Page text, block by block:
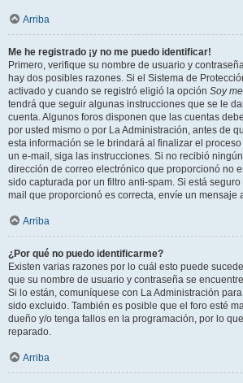
Arriba
Me he registrado ¡y no me puedo identificar!
Primero, verifique su nombre de usuario y
hay dos posibles razones. Si el Sistema de
activado y cuando se registró eligió la opción Soy
tendrá que seguir algunas instrucciones que se le
cuenta. Algunos foros disponen que las cuentas
por usted mismo o por La Administración, antes de
esta información se le brindará al finalizar el
un e-mail, siga las instrucciones. Si no recibió
dirección de correo electrónico que proporcionó no
sido capturada por un filtro anti-spam. Si está
mail que proporcionó es correcta, envíe un mensaje
Arriba
¿Por qué no puedo identificarme?
Existen varias razones por lo cuál esto puede
que su nombre de usuario y contraseña se
Si lo están, comuníquese con La Administración
sido excluido. También es posible que el foro esté
dueño y/o tenga fallos en la programación, por lo
reparado.
Arriba